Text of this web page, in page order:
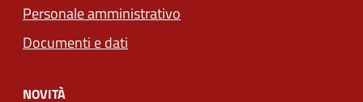
Personale amministrativo
Documenti e dati
NOVITÀ